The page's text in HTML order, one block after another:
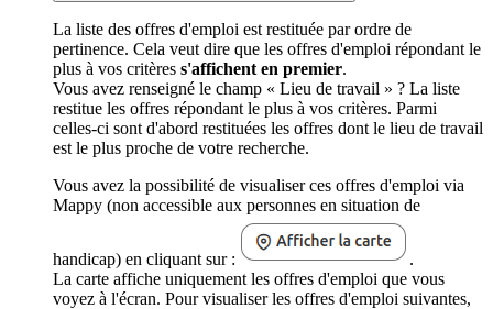
La liste des offres d'emploi est restituée par ordre de
pertinence. Cela veut dire que les offres d'emploi répondant le
plus à vos critères s'affichent en premier.
Vous avez renseigné le champ « Lieu de travail » ? La liste
restitue les offres répondant le plus à vos critères. Parmi
celles-ci sont d'abord restituées les offres dont le lieu de travail
est le plus proche de votre recherche.
Vous avez la possibilité de visualiser ces offres d'emploi via
Mappy (non accessible aux personnes en situation de
handicap) en cliquant sur :
.
La carte affiche uniquement les offres d'emploi que vous
voyez à l'écran. Pour visualiser les offres d'emploi suivantes,